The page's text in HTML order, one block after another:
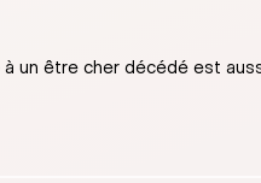
un être cher décédé est